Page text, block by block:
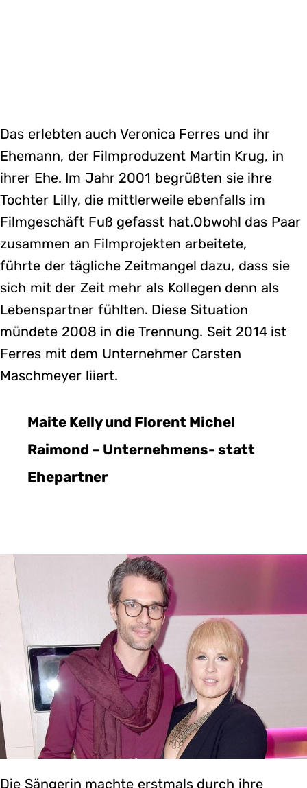
Das erlebten auch Veronica Ferres und ihr
Ehemann, der Filmproduzent Martin Krug, in
ihrer Ehe. Im Jahr 2001 begrüßten sie ihre
Tochter Lilly, die mittlerweile ebenfalls im
Filmgeschäft Fuß gefasst hat.Obwohl das Paar
zusammen an Filmprojekten arbeitete,
führte der tägliche Zeitmangel dazu, dass sie
sich mit der Zeit mehr als Kollegen denn als
Lebenspartner fühlten. Diese Situation
mündete 2008 in die Trennung. Seit 2014 ist
Ferres mit dem Unternehmer Carsten
Maschmeyer liiert.
Maite Kelly und Florent Michel
Raimond – Unternehmens- statt
Ehepartner
Die Sängerin machte erstmals durch ihre